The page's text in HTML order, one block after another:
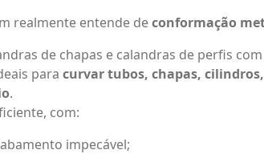
realmente entende deconformação
de chapas e calandras de perfis com
para curvar tubos, chapas,
.
com:
impecável;